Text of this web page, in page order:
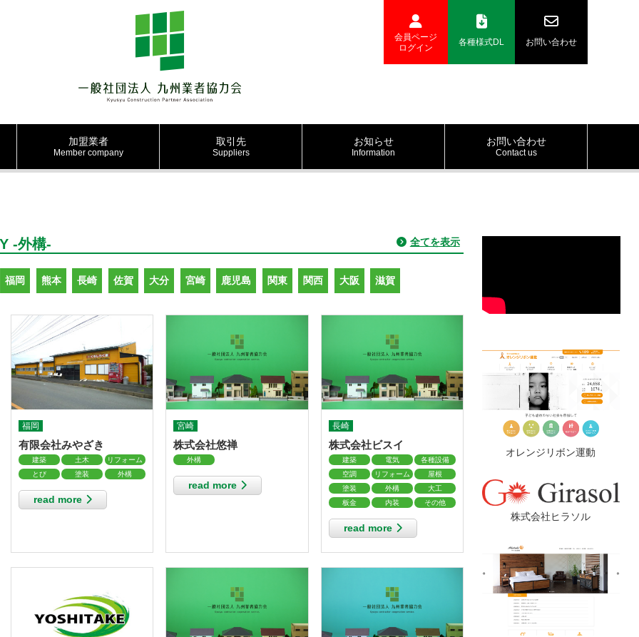
会員ページ
ログイン
各種様式DL お問い合わせ
加盟業者
Member company
取引先
Suppliers
お知らせ
Information
お問い合わせ
Contact us
-外構- 全てを表示
福岡 熊本 長崎 佐賀 大分 宮崎 鹿児島 関東 関西 大阪 滋賀
福岡
有限会社みやざき
建築 土木
リフォーム
とび
塗装 外構
read more
宮崎
株式会社悠禅
外構
read more
長崎
株式会社ビスイ
建築 電気
各種設備
空調
リフォーム
屋根
塗装
外構
大工
板金
内装 その他
read more
オレンジリボン運動
株式会社ヒラソル